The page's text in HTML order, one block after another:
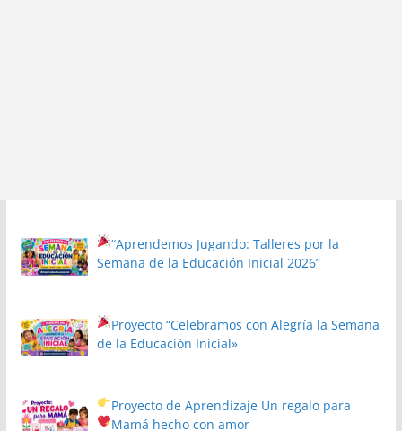
“Aprendemos Jugando: Talleres por la
Semana de la Educación Inicial 2026”
Proyecto“Celebramos con Alegría la Semana
de la Educación Inicial»
Proyecto de Aprendizaje Un regalo para
Mamá hecho con amor